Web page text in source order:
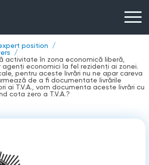
position
activitate în zona economică liberă,
agenţi economici la fel rezidenţi ai zonei.
pentru aceste livrări nu ne apar careva
de a fi documentate livrările
ai T.V.A., vom documenta aceste livrări cu
cota zero a T.V.A.?